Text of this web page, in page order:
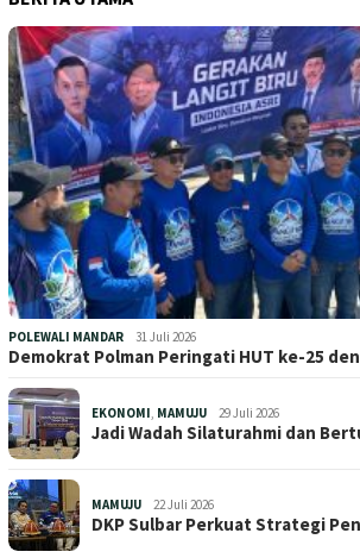
POLEWALI MANDAR 31 Juli 2026
Demokrat Polman Peringati HUT ke-25
EKONOMI, MAMUJU 29 Juli 2026
Jadi Wadah Silaturahmi dan
MAMUJU 22 Juli 2026
DKP Sulbar Perkuat Strategi